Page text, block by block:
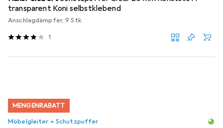
transparent Koni selbstklebend
Anschlagdämpfer, 9 Stk.
1
MENGENRABATT
Möbelgleiter + Schutzpuffer